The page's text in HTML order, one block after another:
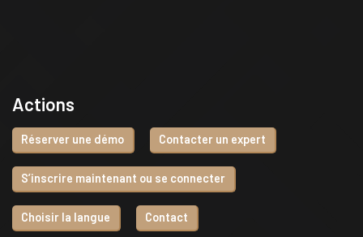
Actions
Réserver une démo Contacter un expert
S’inscrire maintenant ou se connecter
Choisir la langue Contact